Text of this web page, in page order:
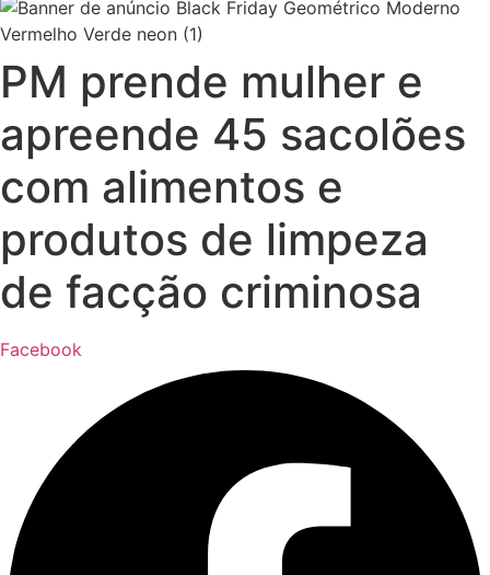
PM prende mulher e
apreende 45 sacolões
com alimentos e
produtos de limpeza
de facção criminosa
Facebook